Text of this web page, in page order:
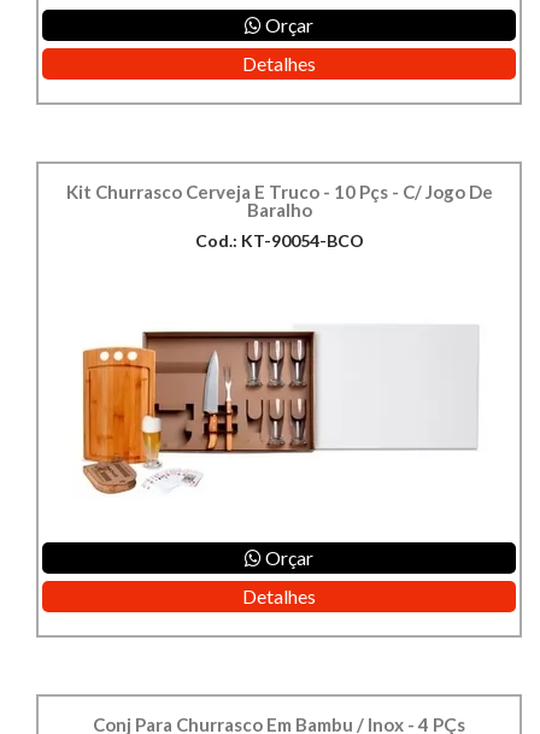
Orçar
Detalhes
Kit Churrasco Cerveja E Truco - 10 Pçs - C/ Jogo De
Baralho
Cod.: KT-90054-BCO
Orçar
Detalhes
Conj Para Churrasco Em Bambu / Inox - 4 PÇs